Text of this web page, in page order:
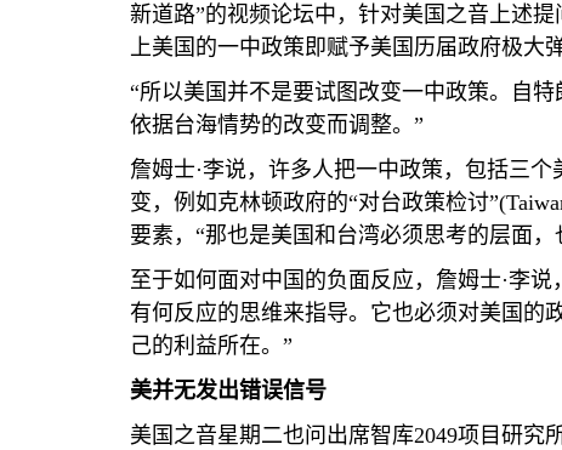
新道路”的视频论坛中，针对美国之音上述
上美国的一中政策即赋予美国历届政府极大
“所以美国并不是要试图改变一中政策。自
依据台海情势的改变而调整。”
詹姆士·李说，许多人把一中政策，包括三
变，例如克林顿政府的“对台政策检讨”
要素，“那也是美国和台湾必须思考的层面
至于如何面对中国的负面反应，詹姆士·李
有何反应的思维来指导。它也必须对美国的
己的利益所在。”
美并无发出错误信号
美国之音星期二也问出席智库2049项目研究